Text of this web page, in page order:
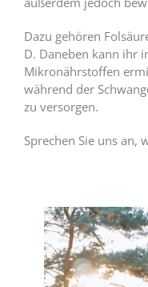
Dazu gehören
D. Daneben kann ihr
Mikronährstoffen
während der
zu versorgen.
Sprechen Sie uns an,